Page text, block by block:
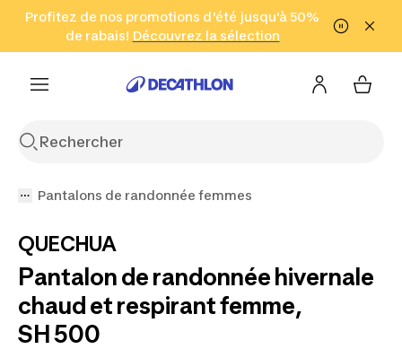
Aller à la recherche Aller au contenu Aller au pied de
Profitez de nos promotions d'été jusqu'à 50%
de rabais! Découvrez la sélection
Cliquez ici
en seulement 2 h!
(Zones sélectionnées)
Pantalons de randonnée femmes
QUECHUA
Pantalon de randonnée hivernale
chaud et respirant femme,
SH 500